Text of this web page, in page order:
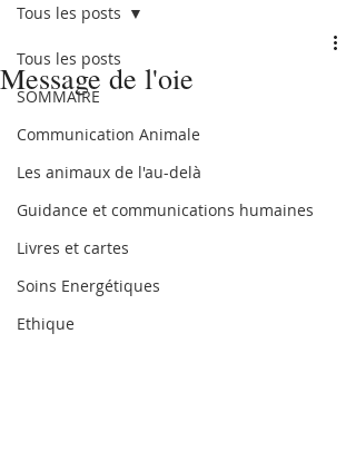
Tous les posts
SOMMAIRE
Communication Animale
Les animaux de l'au-delà
Guidance et communications humaines
Livres et cartes
Soins Energétiques
Ethique
Tous les posts
Message de l'oie